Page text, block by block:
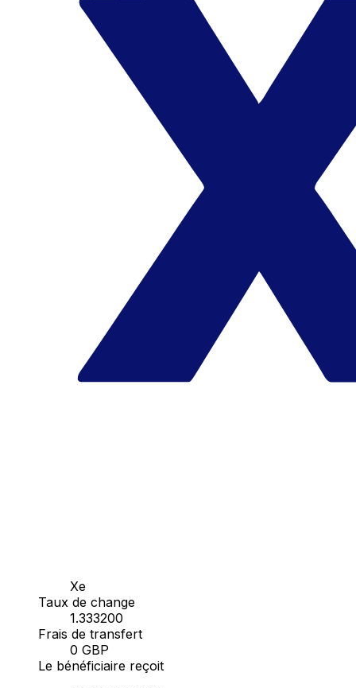
Xe
Taux de change
1.333200
Frais de transfert
0 GBP
Le bénéficiaire reçoit